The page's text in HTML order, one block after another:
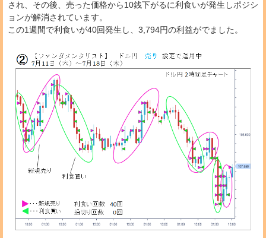
され、その後、売った価格から10銭下がるに利食いが発生しポジシ
ョンが解消されています。
この1週間で利食いが40回発生し、3,794円の利益がでました。